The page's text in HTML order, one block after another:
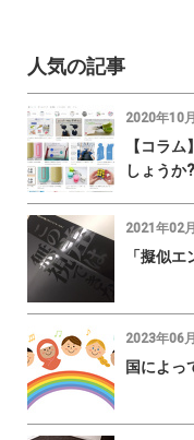
人気の記事
2020年10
【コラ
しょうか?
2021年02
「擬似
2023年06
国によっ